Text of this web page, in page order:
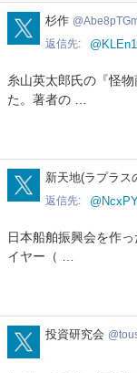
杉作
返信先
糸山英太郎氏の『怪
た。著者の …
新天地(ラプラス
返信先
日本船舶振興会を作
イヤー（ …
toushilab
投資研究会